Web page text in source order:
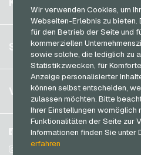
Wir verwenden Cookies, um
Webseiten-Erlebnis zu bieten.
für den Betrieb der Seite und
kommerziellen
sowie solche, die lediglich zu
Statistikzwecken, für
Anzeige personalisierter
können selbst entscheiden,
zulassen möchten. Bitte
Ihrer Einstellungen womöglich
Funktionalitäten der Seite zur
Informationen finden Sie unter
erfahren
RTL+ Geschenkkarten
Saturn Geschenkkarten
SB-Tankstelle Geschenkkarten
Shell Geschenkkarten
Shop-Apotheke
Spotify Premium
Thalia Geschenkkarten
TikTok Geschenkkarten
Transcash Bezahlkarten
Brasilien
Deutschland (DE)
Deutschland (EN)
Frankreich
Italien
Niederlande
Österreich
Portugal
Registrieren
Anmelden
Mein Warenkorb
SERVICE
FAQ
Zahlungsmethoden
&Widerrufsrecht
Datenschutzrichtlinien
VGO-SHOP
Über uns
Blog
Facebook
Instagram